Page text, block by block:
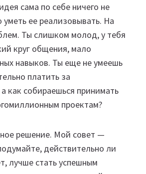
сама по себе ничего не
ее реализовывать. На
Ты слишком молод, у тебя
круг общения, мало
навыков. Ты еще не умеешь
платить за
как собираешься принимать
проектам?
решение. Мой совет —
действительно ли
лучше стать успешным